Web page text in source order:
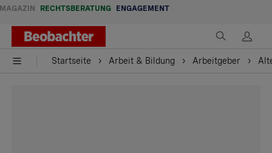
MAGAZIN RECHTSBERATUNG ENGAGEMENT
Startseite Arbeit & Bildung Arbeitgeber